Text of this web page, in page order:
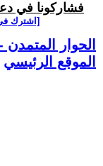
فشاركونا في
[اشترك
الحوار المتمدن
الموقع الرئيسي